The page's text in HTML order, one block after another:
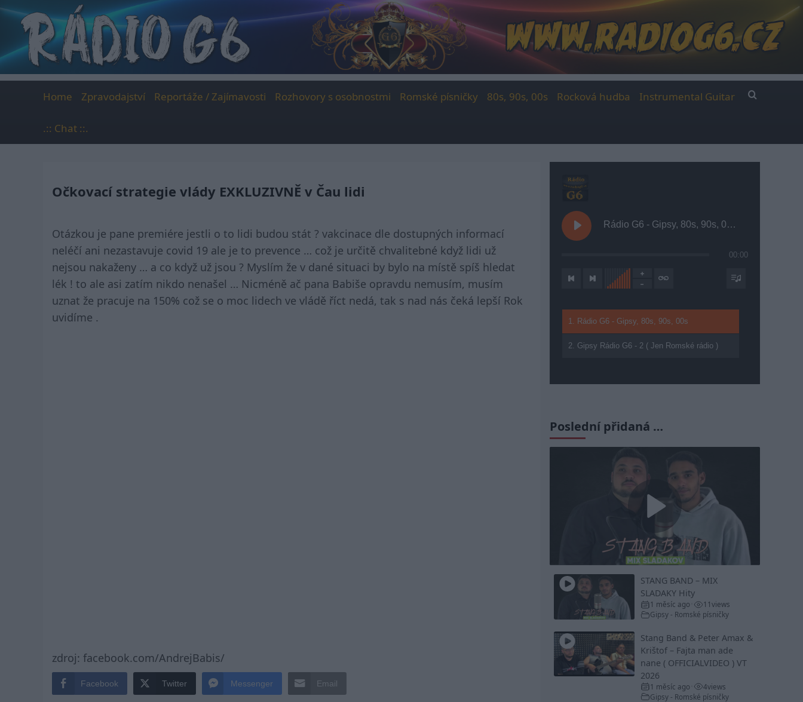
content
Home Zpravodajství Reportáže / Zajímavosti Rozhovory s osobnostmi Romské písničky 80s, 90s, 00s Rocková hudba Instrumental Guitar
.:: Chat ::.
Očkovací strategie vlády EXKLUZIVNĚ v Čau lidi
Otázkou je pane premiére jestli o to lidi budou stát ? vakcinace dle dostupných informací
neléčí ani nezastavuje covid 19 ale je to prevence … což je určitě chvalitebné když lidi už
nejsou nakaženy … a co když už jsou ? Myslím že v dané situaci by bylo na místě spíš hledat
lék ! to ale asi zatím nikdo nenašel … Nicméně ač pana Babiše opravdu nemusím, musím
uznat že pracuje na 150% což se o moc lidech ve vládě říct nedá, tak s nad nás čeká lepší Rok
uvidíme .
zdroj: facebook.com/AndrejBabis/
Facebook Twitter Messenger Email
Rádio G6 - Gipsy, 80s, 90s, 00s
00:00
1. Rádio G6 - Gipsy, 80s, 90s, 00s
2. Gipsy Rádio G6 - 2 ( Jen Romské rádio )
Poslední přidaná …
Play
Video
STANG BAND – MIX
SLADAKY Hity
1 měsíc ago 11views
Gipsy - Romské písničky
Stang Band & Peter Amax &
Krištof – Fajta man ade
nane ( OFFICIALVIDEO ) VT
2026
1 měsíc ago 4views
Gipsy - Romské písničky